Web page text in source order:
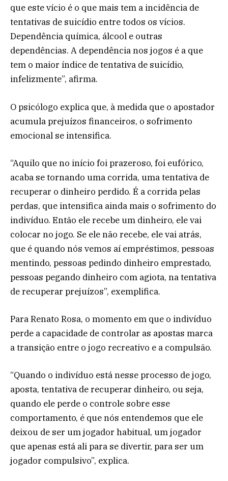
que este vício é o que mais tem a incidência de
tentativas de suicídio entre todos os vícios.
Dependência química, álcool e outras
dependências. A dependência nos jogos é a que
tem o maior índice de tentativa de suicídio,
infelizmente”, afirma.
O psicólogo explica que, à medida que o apostador
acumula prejuízos financeiros, o sofrimento
emocional se intensifica.
“Aquilo que no início foi prazeroso, foi eufórico,
acaba se tornando uma corrida, uma tentativa de
recuperar o dinheiro perdido. É a corrida pelas
perdas, que intensifica ainda mais o sofrimento do
indivíduo. Então ele recebe um dinheiro, ele vai
colocar no jogo. Se ele não recebe, ele vai atrás,
que é quando nós vemos aí empréstimos, pessoas
mentindo, pessoas pedindo dinheiro emprestado,
pessoas pegando dinheiro com agiota, na tentativa
de recuperar prejuízos”, exemplifica.
Para Renato Rosa, o momento em que o indivíduo
perde a capacidade de controlar as apostas marca
a transição entre o jogo recreativo e a compulsão.
“Quando o indivíduo está nesse processo de jogo,
aposta, tentativa de recuperar dinheiro, ou seja,
quando ele perde o controle sobre esse
comportamento, é que nós entendemos que ele
deixou de ser um jogador habitual, um jogador
que apenas está ali para se divertir, para ser um
jogador compulsivo”, explica.